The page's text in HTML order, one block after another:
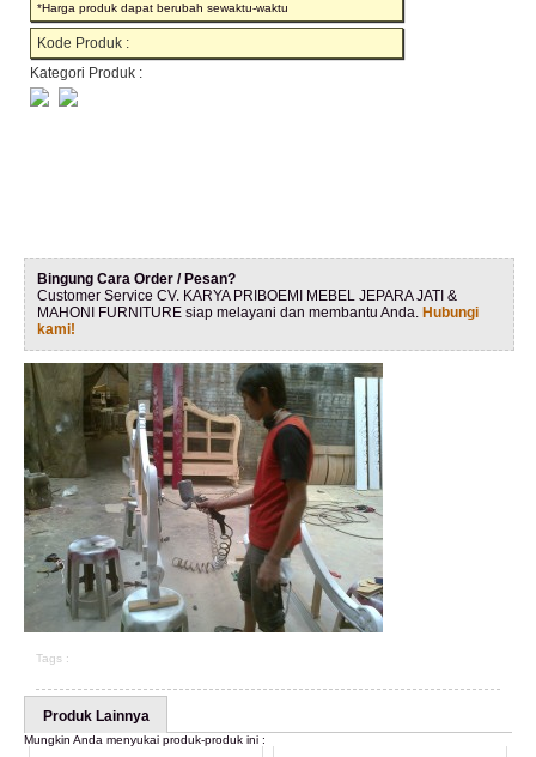
*Harga produk dapat berubah sewaktu-waktu
Kode Produk :
Kategori Produk :
Bingung Cara Order / Pesan?
Customer Service CV. KARYA PRIBOEMI MEBEL JEPARA JATI &
MAHONI FURNITURE siap melayani dan membantu Anda. Hubungi
kami!
Tags :
Produk Lainnya
Mungkin Anda menyukai produk-produk ini :